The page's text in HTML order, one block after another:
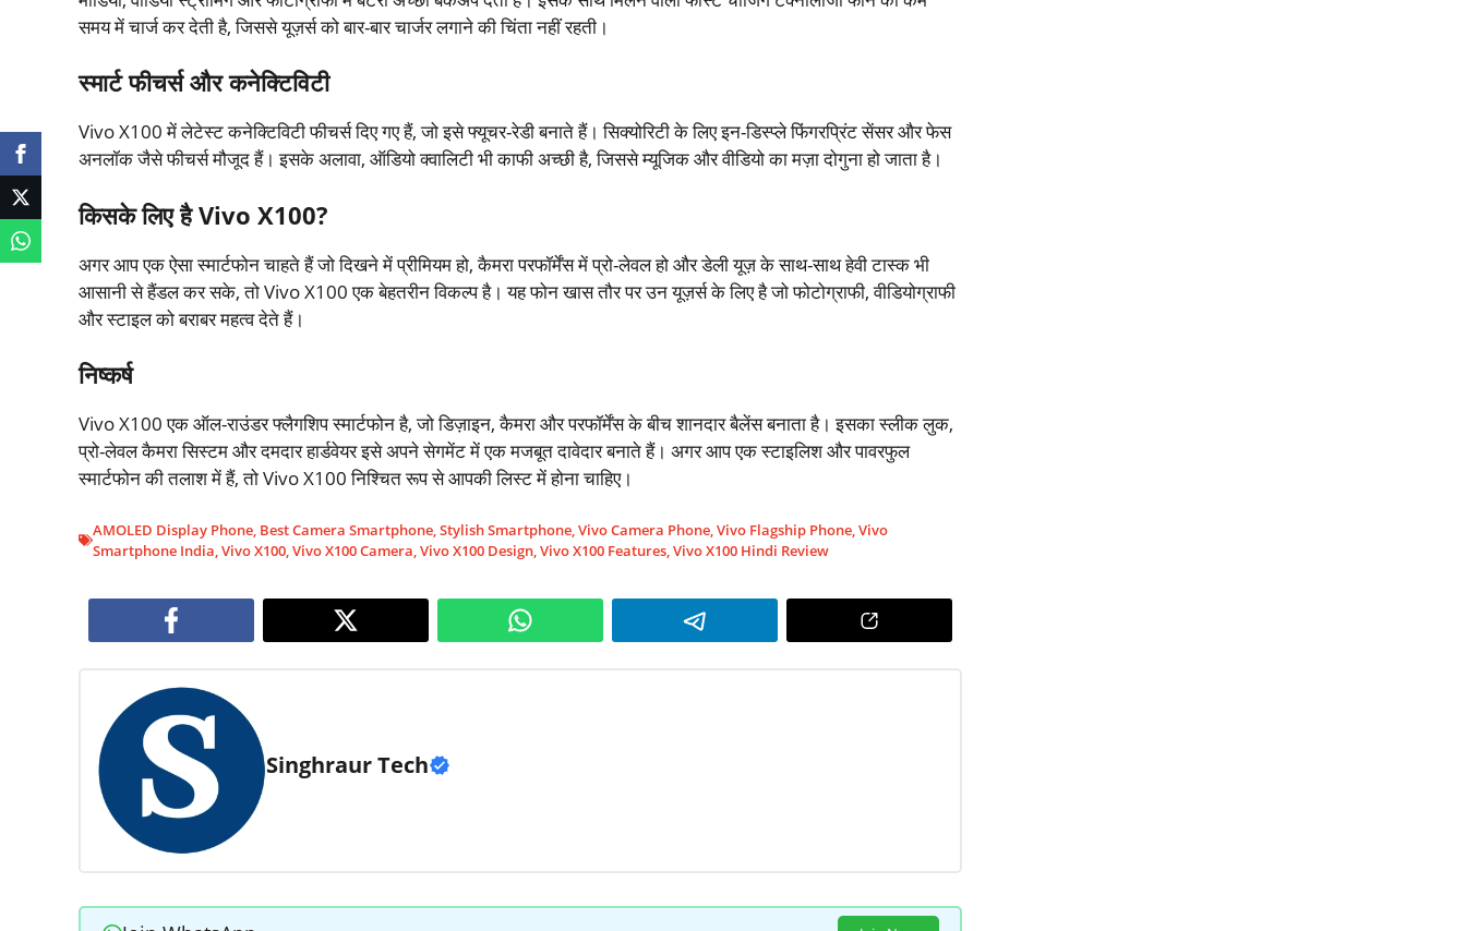
समय में चार्ज कर देती है, जिससे यूज़र्स को बार-बार चार्जर लगाने की चिंता नहीं रहती।
स्मार्ट फीचर्स और कनेक्टिविटी
Vivo X100 में लेटेस्ट कनेक्टिविटी फीचर्स दिए गए हैं, जो इसे फ्यूचर-रेडी बनाते हैं। सिक्योरिटी के लिए इन-डिस्प्ले फिंगरप्रिंट सेंसर और फेस
अनलॉक जैसे फीचर्स मौजूद हैं। इसके अलावा, ऑडियो क्वालिटी भी काफी अच्छी है, जिससे म्यूजिक और वीडियो का मज़ा दोगुना हो जाता है।
किसके लिए है Vivo X100?
अगर आप एक ऐसा स्मार्टफोन चाहते हैं जो दिखने में प्रीमियम हो, कैमरा परफॉर्मेंस में प्रो-लेवल हो और डेली यूज़ के साथ-साथ हेवी टास्क भी
आसानी से हैंडल कर सके, तो Vivo X100 एक बेहतरीन विकल्प है। यह फोन खास तौर पर उन यूज़र्स के लिए है जो फोटोग्राफी, वीडियोग्राफी
और स्टाइल को बराबर महत्व देते हैं।
निष्कर्ष
Vivo X100 एक ऑल-राउंडर फ्लैगशिप स्मार्टफोन है, जो डिज़ाइन, कैमरा और परफॉर्मेंस के बीच शानदार बैलेंस बनाता है। इसका स्लीक लुक,
प्रो-लेवल कैमरा सिस्टम और दमदार हार्डवेयर इसे अपने सेगमेंट में एक मजबूत दावेदार बनाते हैं। अगर आप एक स्टाइलिश और पावरफुल
स्मार्टफोन की तलाश में हैं, तो Vivo X100 निश्चित रूप से आपकी लिस्ट में होना चाहिए।
AMOLED Display Phone Best Camera Smartphone Stylish Smartphone Vivo Camera Phone Vivo Flagship Phone Vivo
Smartphone India Vivo X100 Vivo X100 Camera Vivo X100 Design Vivo X100 Features Vivo X100 Hindi Review
Singhraur Tech